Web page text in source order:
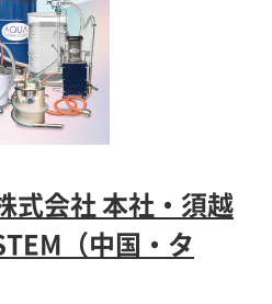
式会社 本社・須越
（中国・タ